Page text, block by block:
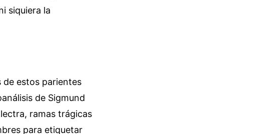
siquiera la
de estos parientes
de Sigmund
ramas trágicas
para etiquetar